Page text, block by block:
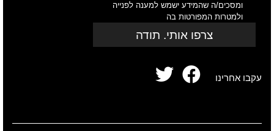
ומסכים/ה שהמידע ישמש למענה לפנייה
ולמטרות המפורטות בה
צרפו אותי. תודה
עקבו אחרינו